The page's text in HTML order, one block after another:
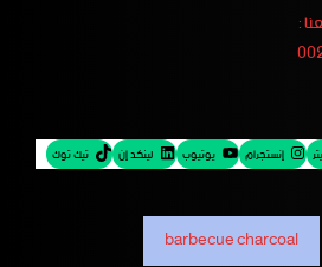
:
إنستجرام يوتيوب لينكد إن تيك توك
barbecue charcoal